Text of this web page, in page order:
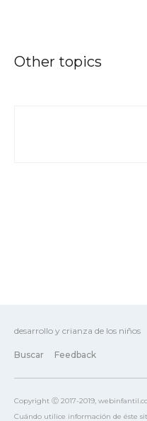
Other topics
desarrollo y crianza de los niños
Buscar Feedback
Copyright Ⓒ 2017-2019,
Cuándo utilice información de éste